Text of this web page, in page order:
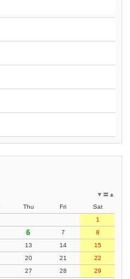
▲
〓
▼
Thu Fri
Sat
1
6 7
8
13 14
15
20 21
22
27 28
29